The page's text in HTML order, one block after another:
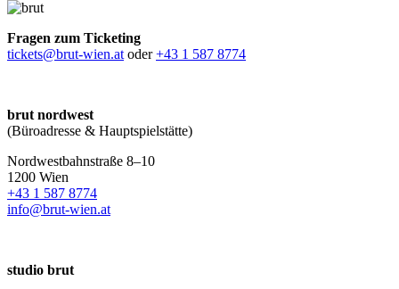
Fragen zum Ticketing
tickets@brut-wien.at oder+43 1 587 8774
brut nordwest
(Büroadresse & Hauptspielstätte)
Nordwestbahnstraße 8–10
1200 Wien
+43 1 587 8774
info@brut-wien.at
studio brut